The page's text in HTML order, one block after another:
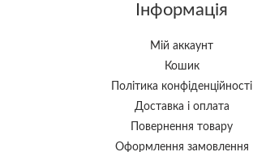
Інформація
Мій аккаунт
Кошик
Політика конфіденційності
Доставка і оплата
Повернення товару
Оформлення замовлення